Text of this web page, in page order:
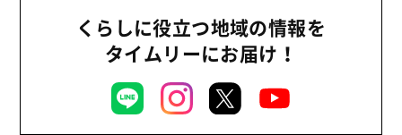
くらしに役立つ地域の情報を
タイムリーにお届け！